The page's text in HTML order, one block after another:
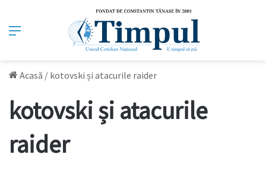
Meniu
Acasă / kotovski și atacurile raider
kotovski și atacurile
raider